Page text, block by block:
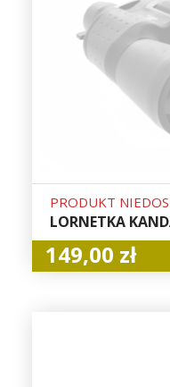
PRODUKT
LORNETKA
149,00 zł